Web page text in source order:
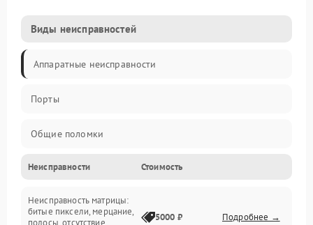
Виды неисправностей
Аппаратные неисправности
Порты
Общие поломки
Устройства
Программные ошибки
Неисправности Стоимость
Неисправность матрицы:
битые пиксели, мерцание,
5000 ₽ Подробнее →